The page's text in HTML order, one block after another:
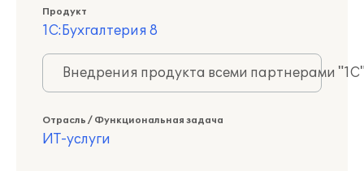
Продукт
1С:Бухгалтерия 8
Внедрения продукта всеми партнерами
Отрасль / Функциональная задача
ИТ-услуги